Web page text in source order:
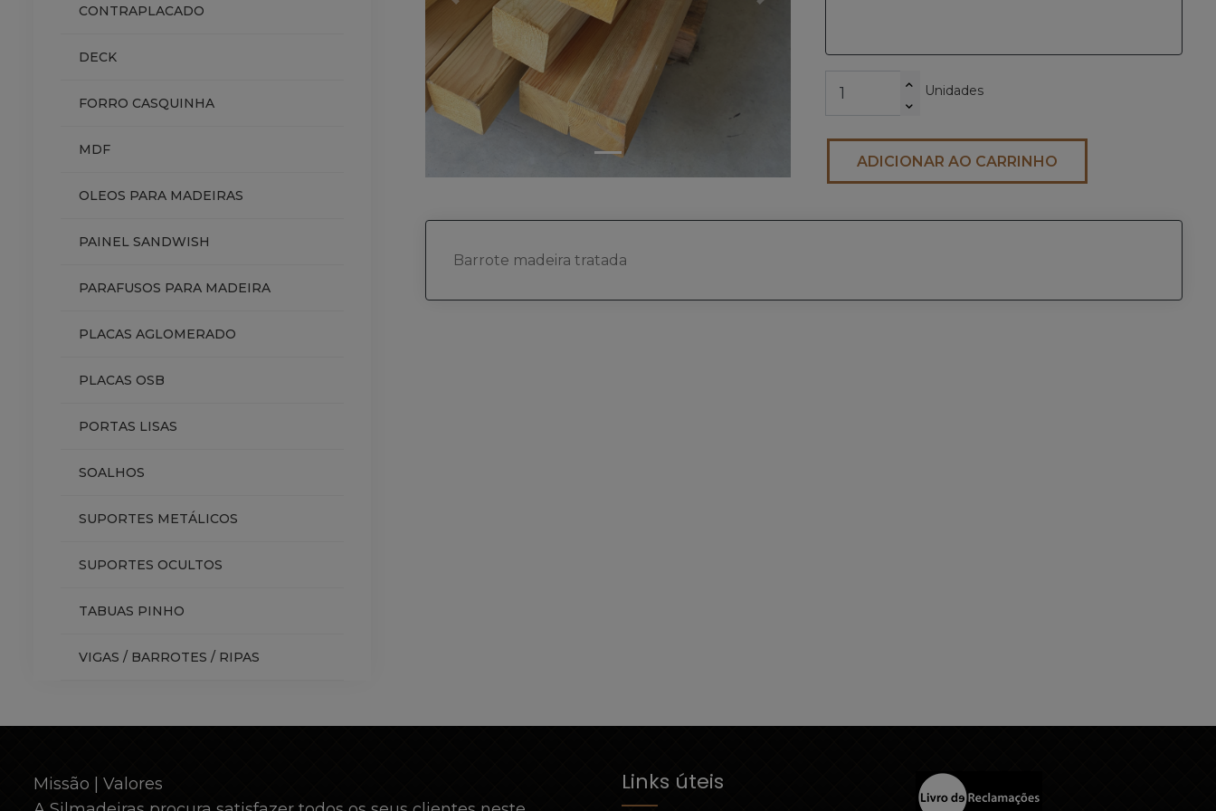
silmadieras.previous silmadieras.next
Unidades
ADICIONAR AO CARRINHO
Barrote madeira tratada
CONTRAPLACADO
DECK
FORRO CASQUINHA
MDF
OLEOS PARA MADEIRAS
PAINEL SANDWISH
PARAFUSOS PARA MADEIRA
PLACAS AGLOMERADO
PLACAS OSB
PORTAS LISAS
SOALHOS
SUPORTES METÁLICOS
SUPORTES OCULTOS
TABUAS PINHO
VIGAS / BARROTES / RIPAS
Missão | Valores
Links úteis